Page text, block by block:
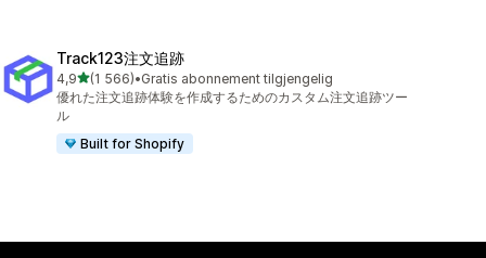
Track123注文追跡
4,9av 5 stjerner
(1 566)
Totalt 1566 omtaler
•Gratis abonnement tilgjengelig
優れた注文追跡体験を作成するためのカスタム注文追跡ツー
ル
Built for Shopify